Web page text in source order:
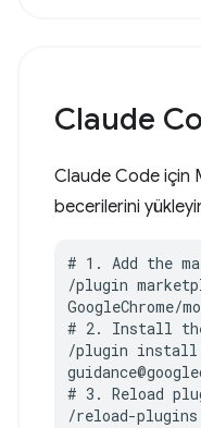
Claude
Claude Code için
becerilerini
# 1. Add the
/plugin
GoogleChrome/
# 2. Install
/plugin install
# 3. Reload
/reload-plugins